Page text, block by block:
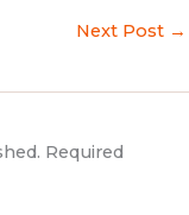
l
Next Post →
Required